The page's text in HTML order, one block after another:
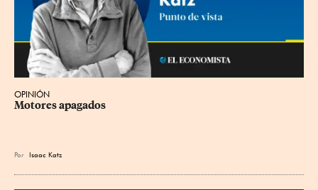
OPINIÓN
Motores apagados
Por Isaac Katz